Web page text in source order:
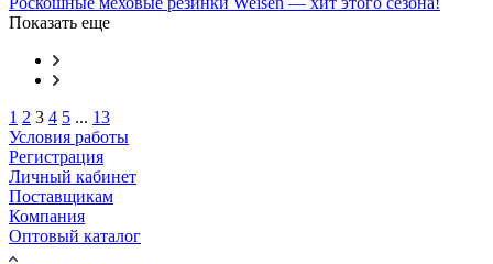
Показать еще
1 2 3 4 5 ... 13
Условия работы
Регистрация
Личный кабинет
Поставщикам
Компания
Оптовый каталог